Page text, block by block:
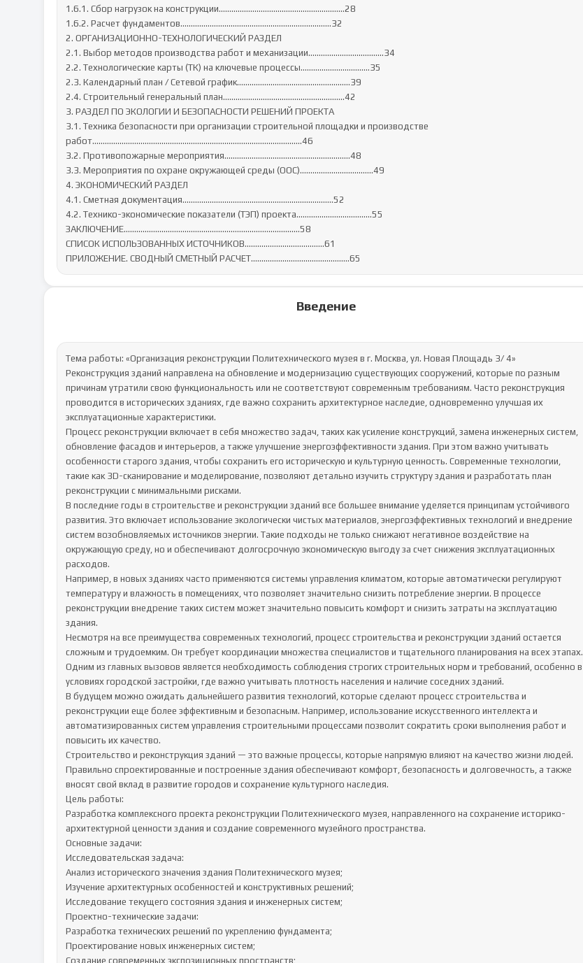
1.6.1. Сбор нагрузок на конструкции…………………………………………………...28
1.6.2. Расчет фундаментов………………………………………………………………32
2. ОРГАНИЗАЦИОННО-ТЕХНОЛОГИЧЕСКИЙ РАЗДЕЛ
2.1. Выбор методов производства работ и механизации………………………...……34
2.2. Технологические карты (ТК) на ключевые процессы……………………………35
2.3. Календарный план / Сетевой график………………………………………………39
2.4. Строительный генеральный план………………………………………………….42
3. РАЗДЕЛ ПО ЭКОЛОГИИ И БЕЗОПАСНОСТИ РЕШЕНИЙ ПРОЕКТА
3.1. Техника безопасности при организации строительной площадки и производстве
работ……………………………………………………………………………………....46
3.2. Противопожарные мероприятия……………………………………………..….…48
3.3. Мероприятия по охране окружающей среды (ООС)……………………………..49
4. ЭКОНОМИЧЕСКИЙ РАЗДЕЛ
4.1. Сметная документация…………………………………………………….………..52
4.2. Технико-экономические показатели (ТЭП) проекта…….………………………..55
ЗАКЛЮЧЕНИЕ…………………………………………………………………...……58
СПИСОК ИСПОЛЬЗОВАННЫХ ИСТОЧНИКОВ………………………………..61
ПРИЛОЖЕНИЕ. СВОДНЫЙ СМЕТНЫЙ РАСЧЕТ...............................................65
Введение
Тема работы: «Организация реконструкции Политехнического музея в г. Москва, ул. Новая Площадь 3/ 4»
Реконструкция зданий направлена на обновление и модернизацию существующих сооружений, которые по разным
причинам утратили свою функциональность или не соответствуют современным требованиям. Часто реконструкция
проводится в исторических зданиях, где важно сохранить архитектурное наследие, одновременно улучшая их
эксплуатационные характеристики.
Процесс реконструкции включает в себя множество задач, таких как усиление конструкций, замена инженерных систем,
обновление фасадов и интерьеров, а также улучшение энергоэффективности здания. При этом важно учитывать
особенности старого здания, чтобы сохранить его историческую и культурную ценность. Современные технологии,
такие как 3D-сканирование и моделирование, позволяют детально изучить структуру здания и разработать план
реконструкции с минимальными рисками.
В последние годы в строительстве и реконструкции зданий все большее внимание уделяется принципам устойчивого
развития. Это включает использование экологически чистых материалов, энергоэффективных технологий и внедрение
систем возобновляемых источников энергии. Такие подходы не только снижают негативное воздействие на
окружающую среду, но и обеспечивают долгосрочную экономическую выгоду за счет снижения эксплуатационных
расходов.
Например, в новых зданиях часто применяются системы управления климатом, которые автоматически регулируют
температуру и влажность в помещениях, что позволяет значительно снизить потребление энергии. В процессе
реконструкции внедрение таких систем может значительно повысить комфорт и снизить затраты на эксплуатацию
здания.
Несмотря на все преимущества современных технологий, процесс строительства и реконструкции зданий остается
сложным и трудоемким. Он требует координации множества специалистов и тщательного планирования на всех этапах.
Одним из главных вызовов является необходимость соблюдения строгих строительных норм и требований, особенно в
условиях городской застройки, где важно учитывать плотность населения и наличие соседних зданий.
В будущем можно ожидать дальнейшего развития технологий, которые сделают процесс строительства и
реконструкции еще более эффективным и безопасным. Например, использование искусственного интеллекта и
автоматизированных систем управления строительными процессами позволит сократить сроки выполнения работ и
повысить их качество.
Строительство и реконструкция зданий — это важные процессы, которые напрямую влияют на качество жизни людей.
Правильно спроектированные и построенные здания обеспечивают комфорт, безопасность и долговечность, а также
вносят свой вклад в развитие городов и сохранение культурного наследия.
Цель работы:
Разработка комплексного проекта реконструкции Политехнического музея, направленного на сохранение историко-
архитектурной ценности здания и создание современного музейного пространства.
Основные задачи:
Исследовательская задача:
Анализ исторического значения здания Политехнического музея;
Изучение архитектурных особенностей и конструктивных решений;
Исследование текущего состояния здания и инженерных систем;
Проектно-технические задачи:
Разработка технических решений по укреплению фундамента;
Проектирование новых инженерных систем;
Создание современных экспозиционных пространств;